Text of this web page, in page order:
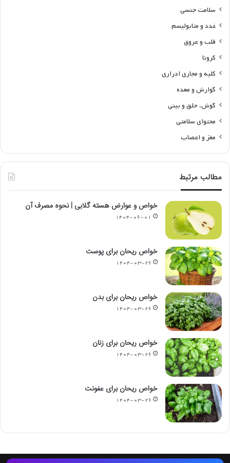
سلامت جنسی
غدد و متابولیسم
قلب و عروق
کرونا
کلیه و مجاری ادراری
گوارش و معده
گوش، حلق و بینی
محتوای سلامتی
مغز و اعصاب
مطالب مرتبط
خواص و عوارض هسته گلابی | نحوه مصرف آن
۱۴۰۴-۰۶-۰۱
خواص ریحان برای پوست
۱۴۰۴-۰۳-۲۶
خواص ریحان برای بدن
۱۴۰۴-۰۳-۲۶
خواص ریحان برای زنان
۱۴۰۴-۰۳-۲۶
خواص ریحان برای عفونت
۱۴۰۴-۰۳-۲۶